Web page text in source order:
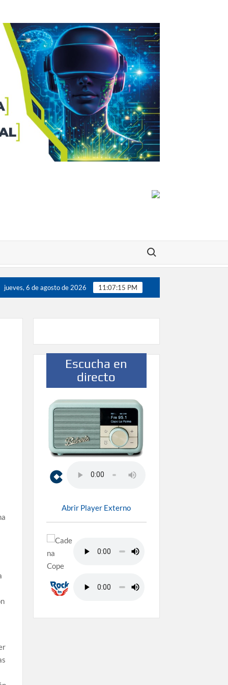
Buscar:
Víctor González destaca el papel del deporte
jueves, 6 de agosto de 2026 11:07:16 PM
Escucha en
directo
Abrir Player Externo